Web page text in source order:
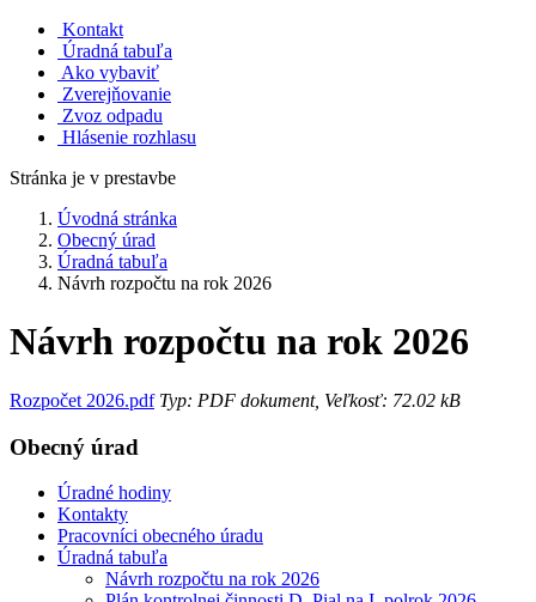
Kontakt
Úradná tabuľa
Ako vybaviť
Zverejňovanie
Zvoz odpadu
Hlásenie rozhlasu
Stránka je v prestavbe
Úvodná stránka
Obecný úrad
Úradná tabuľa
Návrh rozpočtu na rok 2026
Návrh rozpočtu na rok 2026
Rozpočet 2026.pdfTyp: PDF dokument, Veľkosť: 72.02 kB
Obecný úrad
Úradné hodiny
Kontakty
Pracovníci obecného úradu
Úradná tabuľa
Návrh rozpočtu na rok 2026